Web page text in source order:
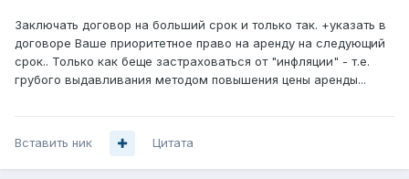
Заключать договор на больший срок и только так. +указать в
договоре Ваше приоритетное право на аренду на следующий
срок.. Только как беще застраховаться от "инфляции" - т.е.
грубого выдавливания методом повышения цены аренды...
Вставить ник Цитата